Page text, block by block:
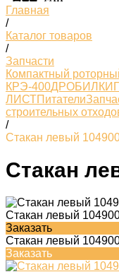
Главная
/
Каталог товаров
/
Запчасти
Компактный
КРЭ-400ДРОБИЛКИ
ЛИСТПитатели
строительных
/
Стакан левый
Стакан
Стакан левый
Заказать
Стакан левый
Заказать